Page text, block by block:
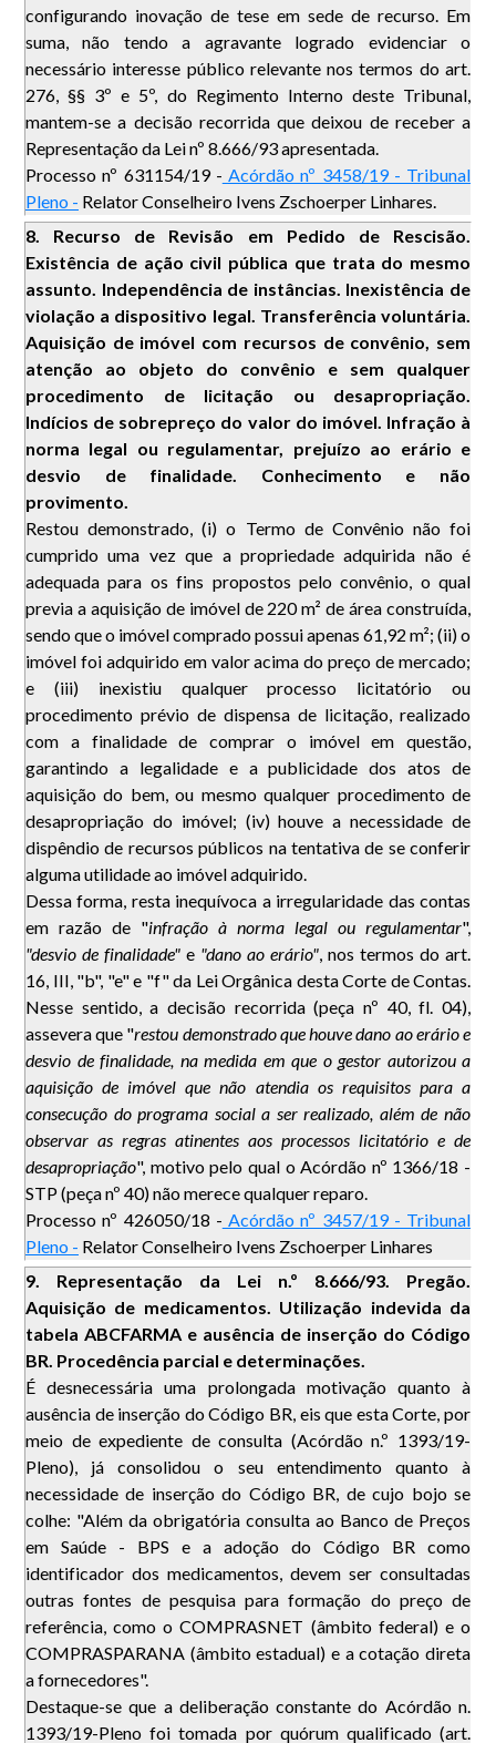
configurando inovação de tese em sede de recurso. Em
suma, não tendo a agravante logrado evidenciar o
necessário interesse público relevante nos termos do art.
276, §§ 3º e 5º, do Regimento Interno deste Tribunal,
mantem-se a decisão recorrida que deixou de receber a
Representação da Lei nº 8.666/93 apresentada.
Processo nº 631154/19 - Acórdão nº 3458/19 - Tribunal
Pleno - Relator Conselheiro Ivens Zschoerper Linhares.
8.
Recurso de Revisão em Pedido de Rescisão.
Existência de ação civil pública que trata do mesmo
assunto. Independência de instâncias. Inexistência de
violação a dispositivo legal. Transferência voluntária.
Aquisição de imóvel com recursos de convênio, sem
atenção ao objeto do convênio e sem qualquer
procedimento de licitação ou desapropriação.
Indícios de sobrepreço do valor do imóvel. Infração à
norma legal ou regulamentar, prejuízo ao erário e
desvio de finalidade. Conhecimento e não
provimento.
Restou demonstrado, (i) o Termo de Convênio não foi
cumprido uma vez que a propriedade adquirida não é
adequada para os fins propostos pelo convênio, o qual
previa a aquisição de imóvel de 220 m² de área construída,
sendo que o imóvel comprado possui apenas 61,92 m²; (ii) o
imóvel foi adquirido em valor acima do preço de mercado;
e (iii) inexistiu qualquer processo licitatório ou
procedimento prévio de dispensa de licitação, realizado
com a finalidade de comprar o imóvel em questão,
garantindo a legalidade e a publicidade dos atos de
aquisição do bem, ou mesmo qualquer procedimento de
desapropriação do imóvel; (iv) houve a necessidade de
dispêndio de recursos públicos na tentativa de se conferir
alguma utilidade ao imóvel adquirido.
Dessa forma, resta inequívoca a irregularidade das contas
em razão de "infração à norma legal ou regulamentar",
"desvio de finalidade" e "dano ao erário", nos termos do art.
16, III, "b", "e" e "f" da Lei Orgânica desta Corte de Contas.
Nesse sentido, a decisão recorrida (peça nº 40, fl. 04),
assevera que "restou demonstrado que houve dano ao erário e
desvio de finalidade, na medida em que o gestor autorizou a
aquisição de imóvel que não atendia os requisitos para a
consecução do programa social a ser realizado, além de não
observar as regras atinentes aos processos licitatório e de
desapropriação", motivo pelo qual o Acórdão nº 1366/18 -
STP (peça nº 40) não merece qualquer reparo.
Processo nº 426050/18 - Acórdão nº 3457/19 - Tribunal
Pleno - Relator Conselheiro Ivens Zschoerper Linhares
9.
Representação da Lei n.º 8.666/93. Pregão.
Aquisição de medicamentos. Utilização indevida da
tabela ABCFARMA e ausência de inserção do Código
BR. Procedência parcial e determinações.
É desnecessária uma prolongada motivação quanto à
ausência de inserção do Código BR, eis que esta Corte, por
meio de expediente de consulta (Acórdão n.º 1393/19-
Pleno), já consolidou o seu entendimento quanto à
necessidade de inserção do Código BR, de cujo bojo se
colhe: "Além da obrigatória consulta ao Banco de Preços
em Saúde - BPS e a adoção do Código BR como
identificador dos medicamentos, devem ser consultadas
outras fontes de pesquisa para formação do preço de
referência, como o COMPRASNET (âmbito federal) e o
COMPRASPARANA (âmbito estadual) e a cotação direta
a fornecedores".
Destaque-se que a deliberação constante do Acórdão n.
1393/19-Pleno foi tomada por quórum qualificado (art.